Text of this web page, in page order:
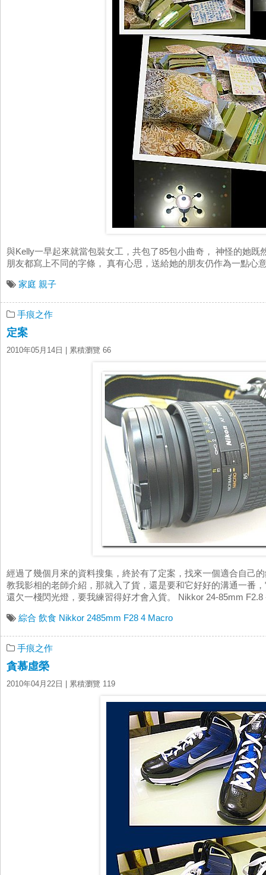
與Kelly一早起來就當包裝女工，共包了85包小曲奇， 神怪的她既
朋友都寫上不同的字條， 真有心思，送給她的朋友仍作為一點心
家庭 親子
手痕之作
定案
2010年05月14日 | 累積瀏覽 66
經過了幾個月來的資料搜集，終於有了定案，找來一個適合自己
教我影相的老師介紹，那就入了貨，還是要和它好好的溝通一番
還欠一棧閃光燈，要我練習得好才會入貨。 Nikkor 24-85mm
綜合 飲食 Nikkor 2485mm F28 4 Macro
手痕之作
貪慕虛榮
2010年04月22日 | 累積瀏覽 119